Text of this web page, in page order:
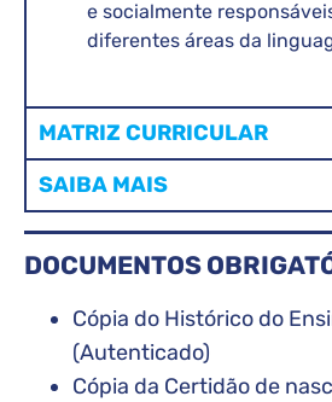
e socialmente
diferentes áreas da
MATRIZ CURRICULAR
SAIBA MAIS
DOCUMENTOS
Cópia do Histórico do
(Autenticado)
Cópia da Certidão de